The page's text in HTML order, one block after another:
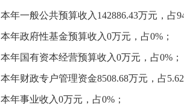
本年一般公共预算收入 142886.43万元，占
本年政府性基金预算收入0万元，占0%；
本年国有资本经营预算收入0万元，占0%；
本年财政专户管理资金8508.68万元，占
本年事业收入0万元，占0%；